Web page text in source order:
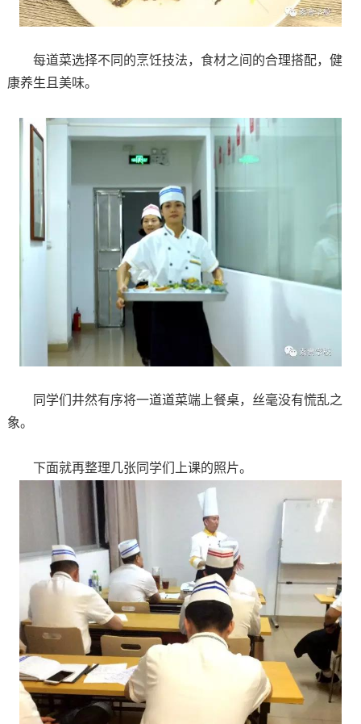
每道菜选择不同的烹饪技法，食材之间的合理搭配，健
康养生且美味。
同学们井然有序将一道道菜端上餐桌，丝毫没有慌乱之
象。
下面就再整理几张同学们上课的照片。